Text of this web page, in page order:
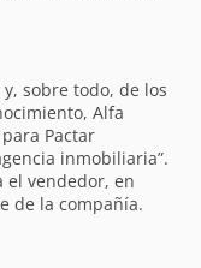
sobre todo, de los
Alfa
Pactar
inmobiliaria”.
el vendedor, en
de la compañía.